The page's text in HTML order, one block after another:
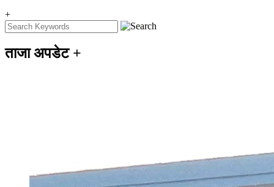
+
ताजा अपडेट +